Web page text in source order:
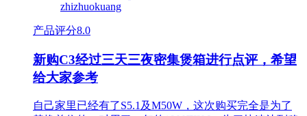
zhizhuokuang
产品评分8.0
新购C3经过三天三夜密集煲箱进行点评，希望
给大家参考
自己家里已经有了S5.1及M50W，这次购买完全是为了